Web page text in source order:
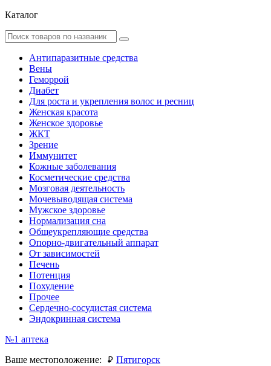
Каталог
Антипаразитные средства
Вены
Геморрой
Диабет
Для роста и укрепления волос и ресниц
Женская красота
Женское здоровье
ЖКТ
Зрение
Иммунитет
Кожные заболевания
Косметические средства
Мозговая деятельность
Мочевыводящая система
Мужское здоровье
Нормализация сна
Общеукрепляющие средства
Опорно-двигательный аппарат
От зависимостей
Печень
Потенция
Похудение
Прочее
Сердечно-сосудистая система
Эндокринная система
№1 аптека
Ваше местоположение:
руб. Пятигорск